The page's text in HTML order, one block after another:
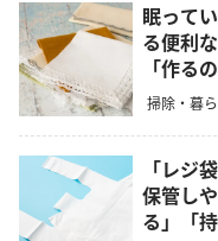
眠って
る便利
「作る
掃除・暮
「レジ
保管し
る」「